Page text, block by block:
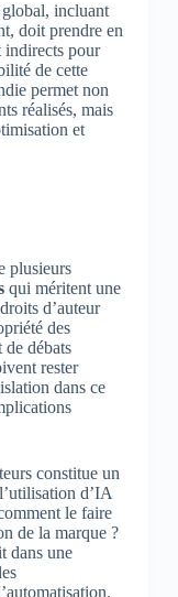
incluant
doit prendre en
indirects pour
de cette
permet non
réalisés, mais
et
plusieurs
qui méritent une
d’auteur
des
de débats
rester
dans ce
constitue un
d’IA
le faire
de la marque ?
dans une